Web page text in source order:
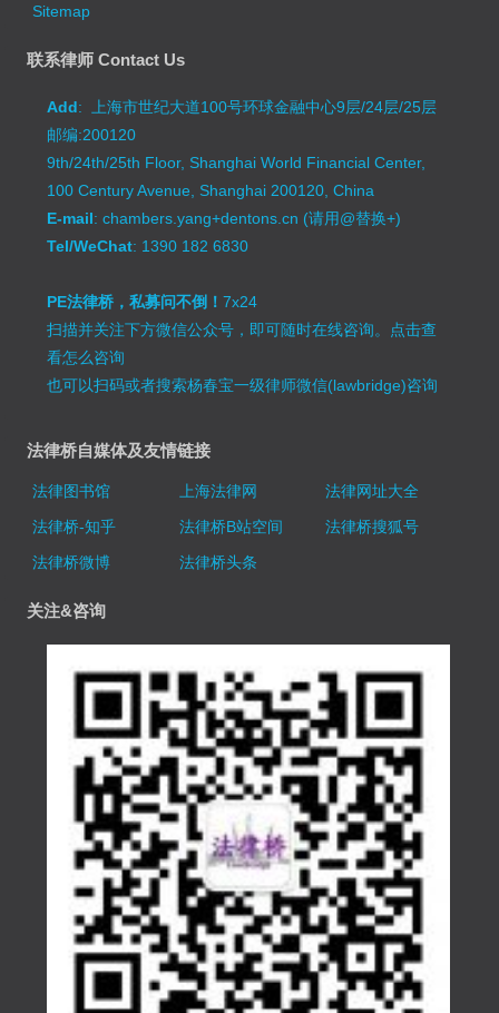
Sitemap
联系律师 Contact Us
Add: 上海市世纪大道100号环球金融中心9层/24层/25层
邮编:200120
9th/24th/25th Floor, Shanghai World Financial Center,
100 Century Avenue, Shanghai 200120, China
E-mail: chambers.yang+dentons.cn (请用@替换+)
Tel/WeChat: 1390 182 6830
PE法律桥，私募问不倒！7x24
扫描并关注下方微信公众号，即可随时在线咨询。 点击查
看怎么咨询
也可以扫码或者搜索杨春宝一级律师微信(lawbridge)咨询
法律桥自媒体及友情链接
法律图书馆 上海法律网
法律网址大全
法律桥-知乎
法律桥B站空间
法律桥搜狐号
法律桥微博
法律桥头条
关注&咨询